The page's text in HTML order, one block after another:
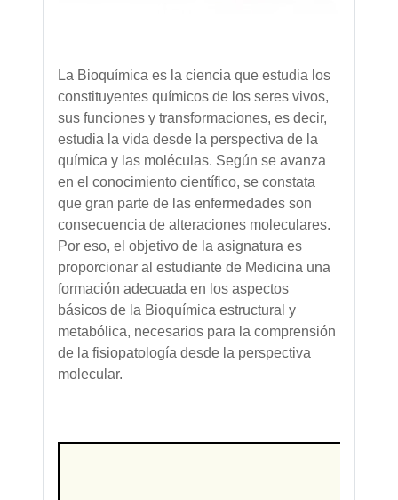
La Bioquímica es la ciencia que estudia los
constituyentes químicos de los seres vivos,
sus funciones y transformaciones, es decir,
estudia la vida desde la perspectiva de la
química y las moléculas. Según se avanza
en el conocimiento científico, se constata
que gran parte de las enfermedades son
consecuencia de alteraciones moleculares.
Por eso, el objetivo de la asignatura es
proporcionar al estudiante de Medicina una
formación adecuada en los aspectos
básicos de la Bioquímica estructural y
metabólica, necesarios para la comprensión
de la fisiopatología desde la perspectiva
molecular.